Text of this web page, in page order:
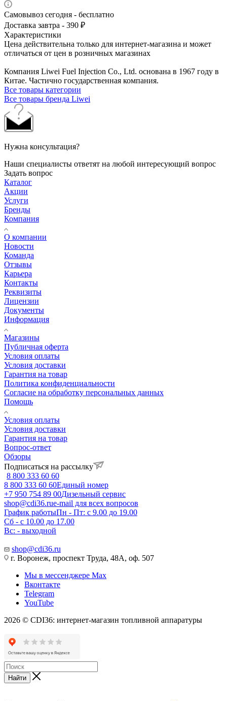
Самовывоз сегодня - бесплатно
Доставка завтра - 390 ₽
Характеристики
Цена действительна только для интернет-магазина и может
отличаться от цен в розничных магазинах
Компания Liwei Fuel Injection Co., Ltd. основана в 1967 году в
Китае. Частично государственная компания.
Все товары категории
Все товары бренда Liwei
Нужна консультация?
Наши специалисты ответят на любой интересующий вопрос
Задать вопрос
Каталог
Акции
Услуги
Бренды
Компания
О компании
Новости
Команда
Отзывы
Карьера
Контакты
Реквизиты
Лицензии
Документы
Информация
Магазины
Публичная оферта
Условия оплаты
Условия доставки
Гарантия на товар
Политика конфиденциальности
Согласие на обработку персональных данных
Помощь
Условия оплаты
Условия доставки
Гарантия на товар
Вопрос-ответ
Обзоры
Подписаться на рассылку
8 800 333 60 60
8 800 333 60 60Единый номер
+7 950 754 89 00Дизельный сервис
shop@cdi36.rue-mail для всех вопросов
График работыПн - Пт: с 9.00 до 19.00
Сб - с 10.00 до 17.00
Вс: - выходной
shop@cdi36.ru
г. Воронеж, проспект Труда, 48А, оф. 507
Мы в мессенджере Max
Вконтакте
Telegram
YouTube
2026 © CDI36: интернет-магазин топливной аппаратуры
Найти